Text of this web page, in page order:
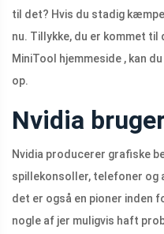
til det? Hvis du stadig
nu. Tillykke, du er kommet
MiniTool hjemmeside , kan
op.
Nvidia
Nvidia producerer grafiske
spillekonsoller, telefoner og
det er også en pioner inden
nogle af jer muligvis haft